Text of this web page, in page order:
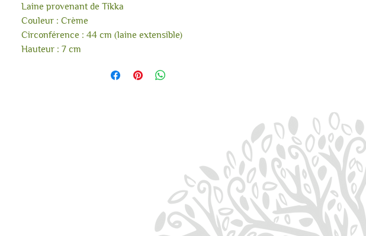
Laine provenant de Tikka
Couleur : Crème
Circonférence : 44 cm (laine extensible)
Hauteur : 7 cm